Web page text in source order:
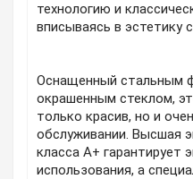
технологию и
вписываясь в эстетику
Оснащенный стальным
окрашенным стеклом,
только красив, но и
обслуживании. Высшая
класса A+ гарантирует
использования, а